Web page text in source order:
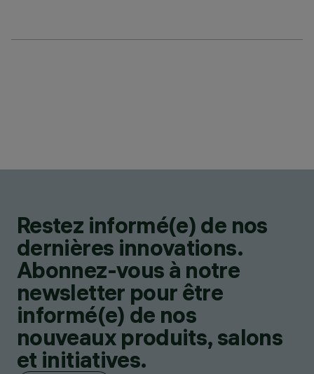
Restez informé(e) de nos
dernières innovations.
Abonnez-vous à notre
newsletter pour être
informé(e) de nos
nouveaux produits, salons
et initiatives.